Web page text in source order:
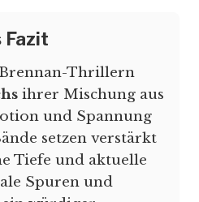
Fazit
Thrillern
ihrer Mischung aus
und Spannung
setzen verstärkt
Tiefe und aktuelle
Spuren und